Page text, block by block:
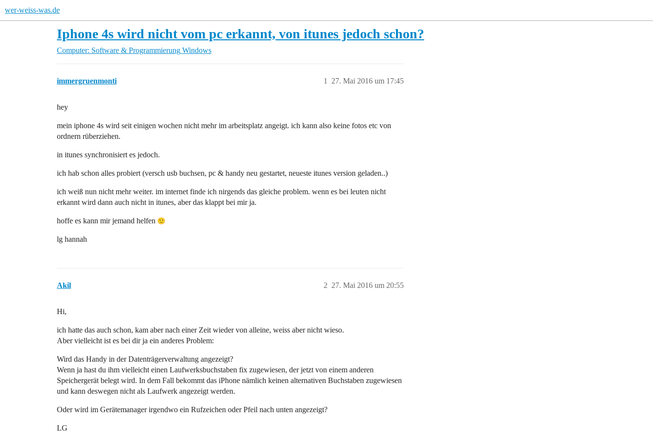
wer-weiss-was.de
Iphone 4s wird nicht vom pc erkannt, von itunes jedoch schon?
Computer: Software & Programmierung Windows
immergruenmonti 27. Mai 2016 um 17:45
1
hey
mein iphone 4s wird seit einigen wochen nicht mehr im arbeitsplatz angeigt. ich kann also keine fotos etc von
ordnern rüberziehen.
in itunes synchronisiert es jedoch.
ich hab schon alles probiert (versch usb buchsen, pc & handy neu gestartet, neueste itunes version geladen..)
ich weiß nun nicht mehr weiter. im internet finde ich nirgends das gleiche problem. wenn es bei leuten nicht
erkannt wird dann auch nicht in itunes, aber das klappt bei mir ja.
hoffe es kann mir jemand helfen
lg hannah
Akil 27. Mai 2016 um 20:55
2
Hi,
ich hatte das auch schon, kam aber nach einer Zeit wieder von alleine, weiss aber nicht wieso.
Aber vielleicht ist es bei dir ja ein anderes Problem:
Wird das Handy in der Datenträgerverwaltung angezeigt?
Wenn ja hast du ihm vielleicht einen Laufwerksbuchstaben fix zugewiesen, der jetzt von einem anderen
Speichergerät belegt wird. In dem Fall bekommt das iPhone nämlich keinen alternativen Buchstaben zugewiesen
und kann deswegen nicht als Laufwerk angezeigt werden.
Oder wird im Gerätemanager irgendwo ein Rufzeichen oder Pfeil nach unten angezeigt?
LG